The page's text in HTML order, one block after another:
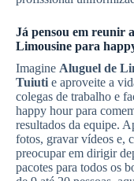
Já pensou em reunir
Limousine para
Imagine Aluguel de
Tuiuti e aproveite a
colegas de trabalho e
happy hour para
resultados da equipe.
fotos, gravar vídeos e,
preocupar em dirigir
pacotes para todos os